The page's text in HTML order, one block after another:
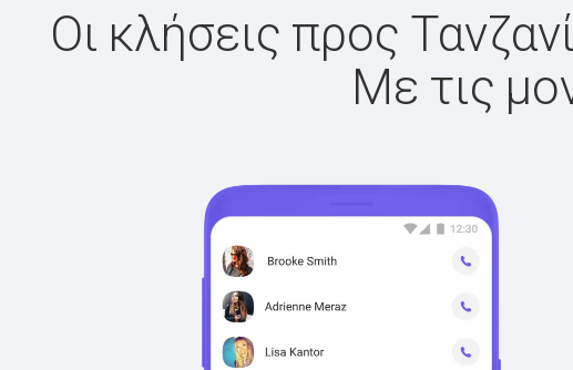
Οι κλήσεις προς
Με τις